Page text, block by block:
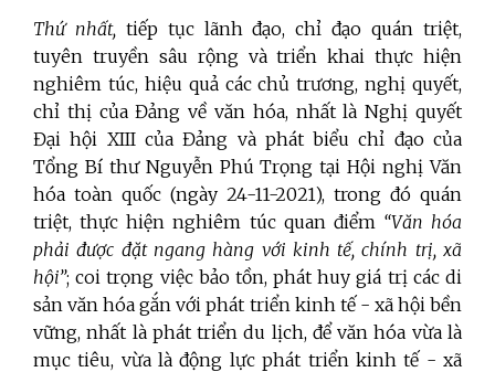
Thứ nhất, tiếp tục lãnh đạo, chỉ đạo quán triệt,
tuyên truyền sâu rộng và triển khai thực hiện
nghiêm túc, hiệu quả các chủ trương, nghị quyết,
chỉ thị của Đảng về văn hóa, nhất là Nghị quyết
Đại hội XIII của Đảng và phát biểu chỉ đạo của
Tổng Bí thư Nguyễn Phú Trọng tại Hội nghị Văn
hóa toàn quốc (ngày 24-11-2021), trong đó quán
triệt, thực hiện nghiêm túc quan điểm “Văn hóa
phải được đặt ngang hàng với kinh tế, chính trị, xã
hội”; coi trọng việc bảo tồn, phát huy giá trị các di
sản văn hóa gắn với phát triển kinh tế - xã hội bền
vững, nhất là phát triển du lịch, để văn hóa vừa là
mục tiêu, vừa là động lực phát triển kinh tế - xã